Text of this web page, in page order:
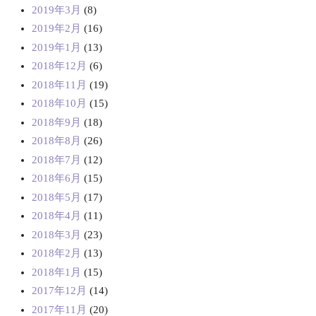
2019年3月 (8)
2019年2月 (16)
2019年1月 (13)
2018年12月 (6)
2018年11月 (19)
2018年10月 (15)
2018年9月 (18)
2018年8月 (26)
2018年7月 (12)
2018年6月 (15)
2018年5月 (17)
2018年4月 (11)
2018年3月 (23)
2018年2月 (13)
2018年1月 (15)
2017年12月 (14)
2017年11月 (20)